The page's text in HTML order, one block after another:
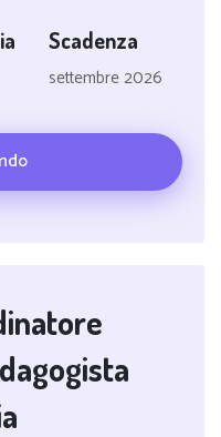
Scadenza
settembre 2026